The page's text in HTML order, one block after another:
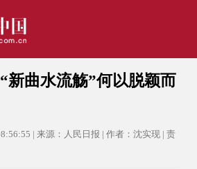
新曲水流觞”何以脱颖而
| 来源：人民日报 | 作者：沈实现 | 责